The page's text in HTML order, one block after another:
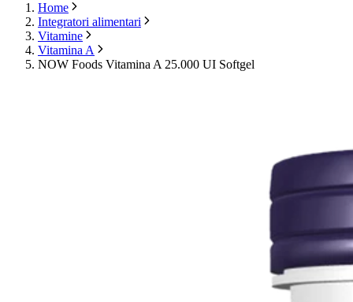
Home
Integratori alimentari
Vitamine
Vitamina A
NOW Foods Vitamina A 25.000 UI Softgel